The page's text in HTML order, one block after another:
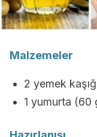
Malzemeler
2 yemek
1 yumurta (60